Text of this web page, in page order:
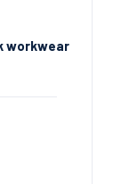
workwear